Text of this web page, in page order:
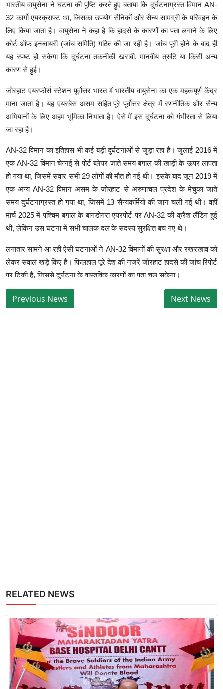
भारतीय वायुसेना ने घटना की पुष्टि करते हुए बताया कि दुर्घटनाग्रस्त विमान AN-
32 कार्गो एयरक्राफ्ट था, जिसका उपयोग सैनिकों और सैन्य सामग्री के परिवहन के
लिए किया जाता है। वायुसेना ने कहा है कि हादसे के कारणों का पता लगाने के लिए
कोर्ट ऑफ इन्क्वायरी (जांच समिति) गठित की जा रही है। जांच पूरी होने के बाद ही
यह स्पष्ट हो सकेगा कि दुर्घटना तकनीकी खराबी, मानवीय त्रुटि या किसी अन्य
कारण से हुई।
जोरहाट एयरफोर्स स्टेशन पूर्वोत्तर भारत में भारतीय वायुसेना का एक महत्वपूर्ण केंद्र
माना जाता है। यह एयरबेस असम सहित पूरे पूर्वोत्तर क्षेत्र में रणनीतिक और सैन्य
अभियानों के लिए अहम भूमिका निभाता है। ऐसे में इस दुर्घटना को गंभीरता से लिया
जा रहा है।
AN-32 विमान का इतिहास भी कई बड़ी दुर्घटनाओं से जुड़ा रहा है। जुलाई 2016 में
एक AN-32 विमान चेन्नई से पोर्ट ब्लेयर जाते समय बंगाल की खाड़ी के ऊपर लापता
हो गया था, जिसमें सवार सभी 29 लोगों की मौत हो गई थी। इसके बाद जून 2019 में
एक अन्य AN-32 विमान असम के जोरहाट से अरुणाचल प्रदेश के मेचुका जाते
समय दुर्घटनाग्रस्त हो गया था, जिसमें 13 सैन्यकर्मियों की जान चली गई थी। वहीं
मार्च 2025 में पश्चिम बंगाल के बागडोगरा एयरपोर्ट पर AN-32 की क्रैश लैंडिंग हुई
थी, लेकिन उस घटना में सभी चालक दल के सदस्य सुरक्षित बच गए थे।
लगातार सामने आ रही ऐसी घटनाओं ने AN-32 विमानों की सुरक्षा और रखरखाव को
लेकर सवाल खड़े किए हैं। फिलहाल पूरे देश की नजरें जोरहाट हादसे की जांच रिपोर्ट
पर टिकी हैं, जिससे दुर्घटना के वास्तविक कारणों का पता चल सकेगा।
RELATED NEWS